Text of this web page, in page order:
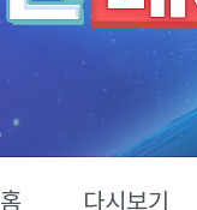
홈 다시보기